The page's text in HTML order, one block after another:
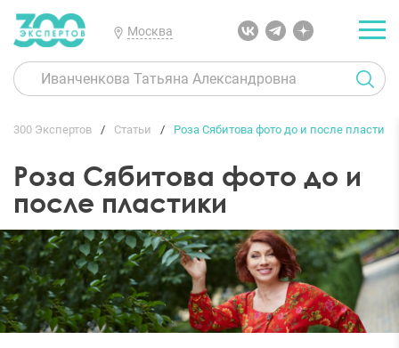
Москва
300 Экспертов Статьи Роза Сябитова фото до и после пластики
Роза Сябитова фото до и
после пластики